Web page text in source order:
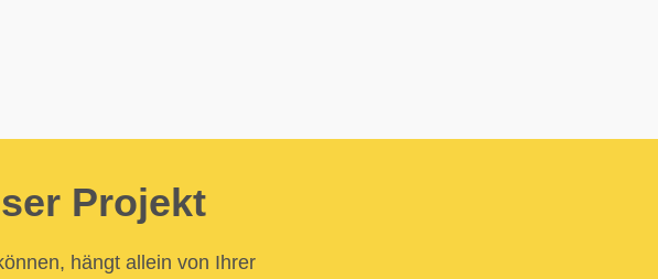
Projekt
hängt allein von Ihrer